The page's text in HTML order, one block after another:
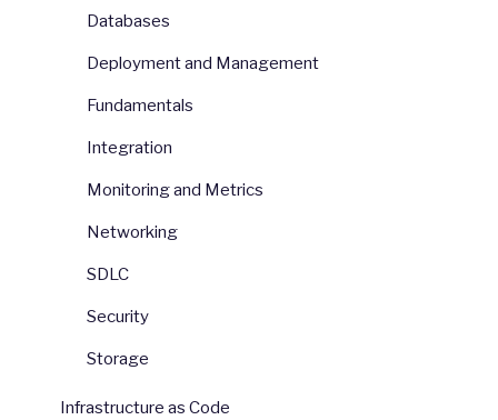
Databases
Deployment and Management
Fundamentals
Integration
Monitoring and Metrics
Networking
SDLC
Security
Storage
Infrastructure as Code